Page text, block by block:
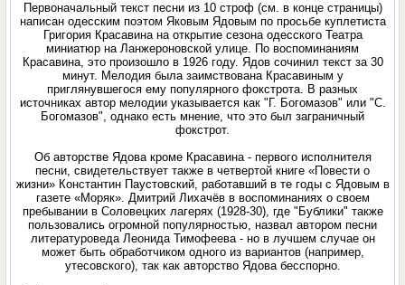
Первоначальный текст песни из 10 строф (см. в конце страницы)
написан одесским поэтом Яковым Ядовым по просьбе куплетиста
Григория Красавина на открытие сезона одесского Театра
миниатюр на Ланжероновской улице. По воспоминаниям
Красавина, это произошло в 1926 году. Ядов сочинил текст за 30
минут. Мелодия была заимствована Красавиным у
приглянувшегося ему популярного фокстрота. В разных
источниках автор мелодии указывается как "Г. Богомазов" или "С.
Богомазов", однако есть мнение, что это был заграничный
фокстрот.
Об авторстве Ядова кроме Красавина - первого исполнителя
песни, свидетельствует также в четвертой книге «Повести о
жизни» Константин Паустовский, работавший в те годы с Ядовым в
газете «Моряк». Дмитрий Лихачёв в воспоминаниях о своем
пребывании в Соловецких лагерях (1928-30), где "Бублики" также
пользовались огромной популярностью, назвал автором песни
литературоведа Леонида Тимофеева - но в лучшем случае он
может быть обработчиком одного из вариантов (например,
утесовского), так как авторство Ядова бесспорно.